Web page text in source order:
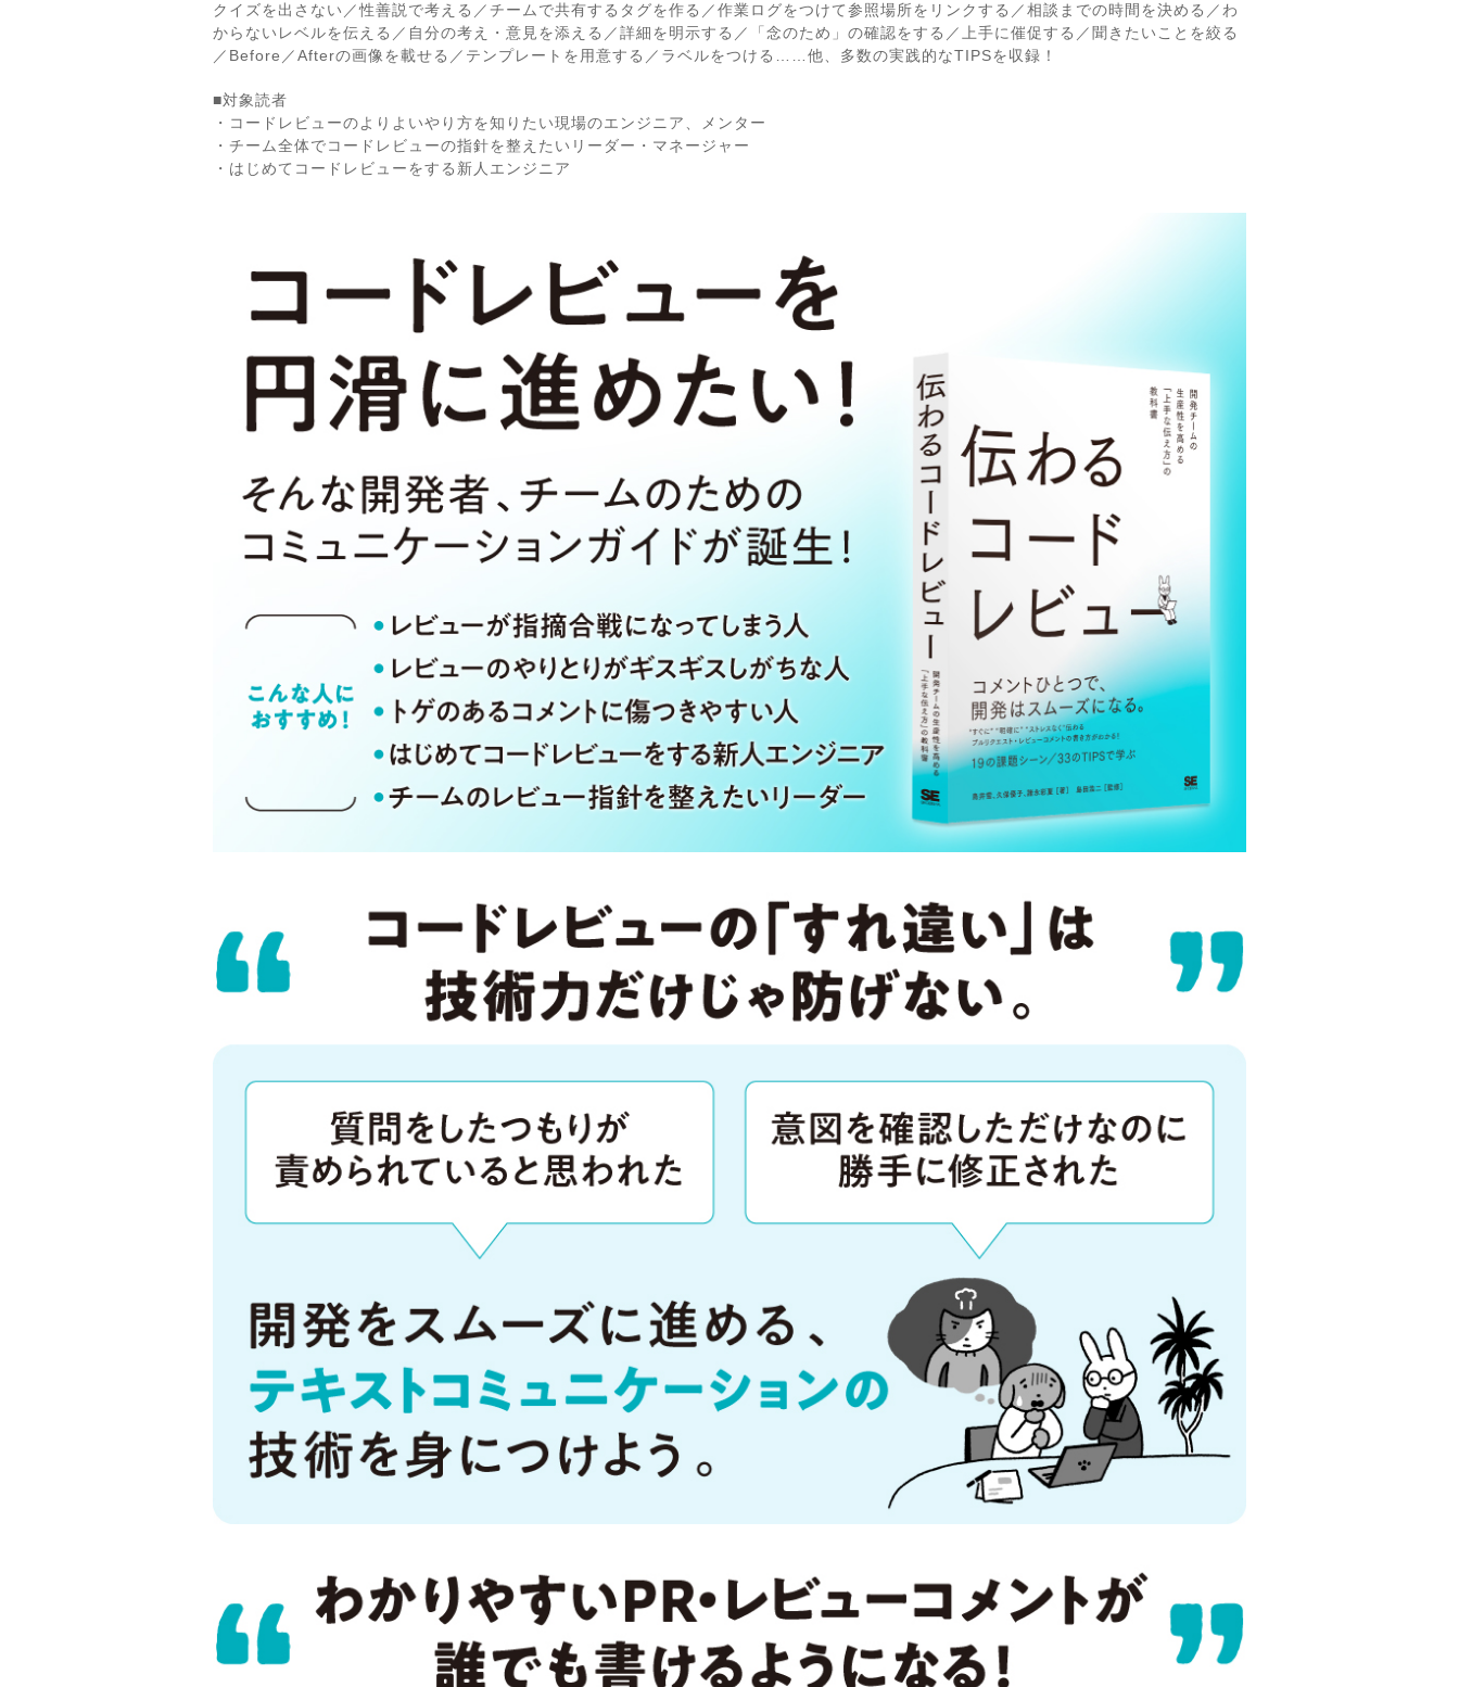
クイズを出さない／性善説で考える／チームで共有するタグを作る／作業ログをつけて参照場所をリンクする／相談までの時間を決める／わ
からないレベルを伝える／自分の考え・意見を添える／詳細を明示する／「念のため」の確認をする／上手に催促する／聞きたいことを絞る
／Before／Afterの画像を載せる／テンプレートを用意する／ラベルをつける……他、多数の実践的なTIPSを収録！
■対象読者
・コードレビューのよりよいやり方を知りたい現場のエンジニア、メンター
・チーム全体でコードレビューの指針を整えたいリーダー・マネージャー
・はじめてコードレビューをする新人エンジニア